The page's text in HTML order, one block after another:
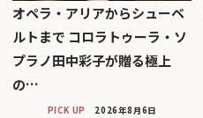
オペラ・アリアからシューベ
ルトまで コロラトゥーラ・ソ
プラノ田中彩子が贈る極上
の…
PICK UP 2026年8月6日